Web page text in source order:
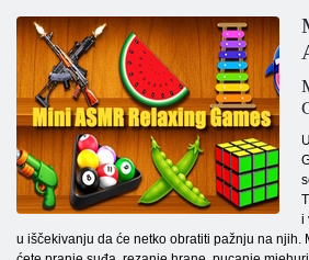
i
u iščekivanju da će netko obratiti pažnju na njih.